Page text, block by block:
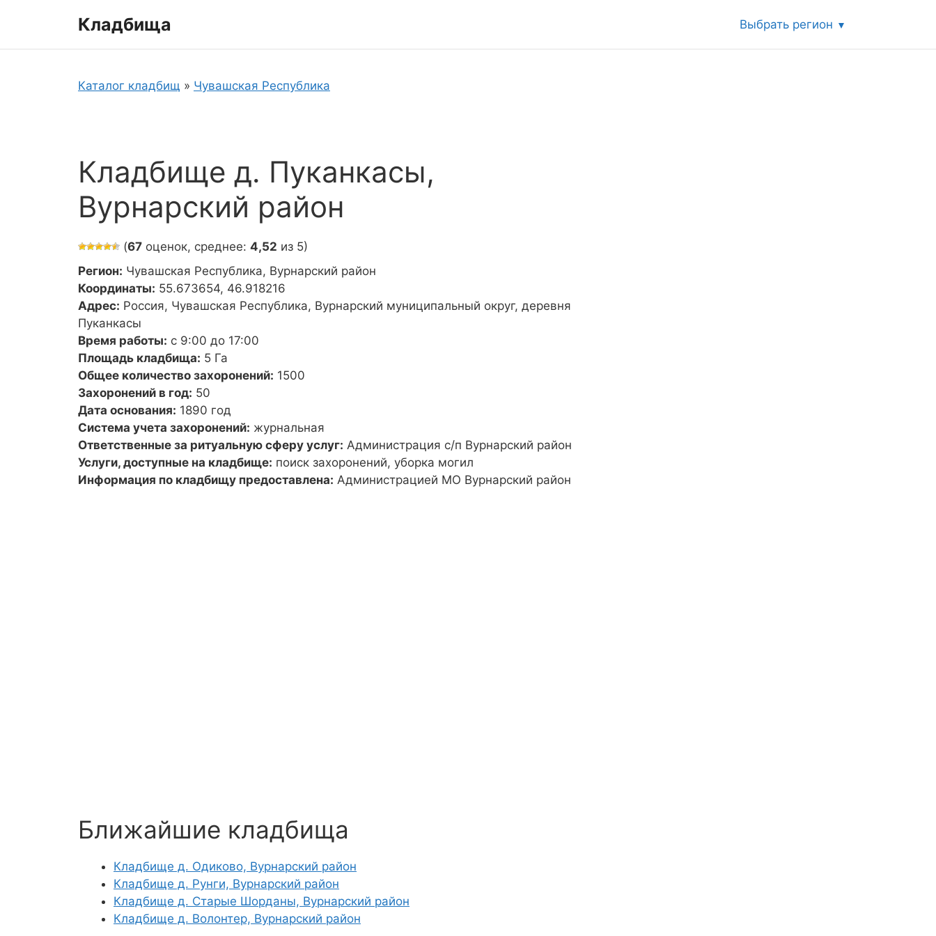
Кладбища Выбрать регион
Каталог кладбищ » Чувашская Республика
Кладбище д. Пуканкасы,
Вурнарский район
(67 оценок, среднее: 4,52 из 5)
Регион: Чувашская Республика, Вурнарский район
Координаты: 55.673654, 46.918216
Адрес: Россия, Чувашская Республика, Вурнарский муниципальный округ, деревня
Пуканкасы
Время работы: с 9:00 до 17:00
Площадь кладбища: 5 Га
Общее количество захоронений: 1500
Захоронений в год: 50
Дата основания: 1890 год
Система учета захоронений: журнальная
Ответственные за ритуальную сферу услуг: Администрация с/п Вурнарский район
Услуги, доступные на кладбище: поиск захоронений, уборка могил
Информация по кладбищу предоставлена: Администрацией МО Вурнарский район
Ближайшие кладбища
Кладбище д. Одиково, Вурнарский район
Кладбище д. Рунги, Вурнарский район
Кладбище д. Старые Шорданы, Вурнарский район
Кладбище д. Волонтер, Вурнарский район